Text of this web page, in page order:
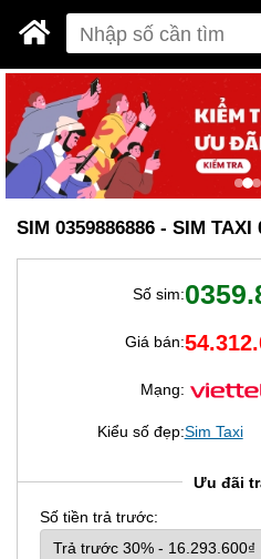
SIM 0359886886 - SIM TAXI
Số sim:
Giá bán:
Mạng:
Kiểu số đẹp:Sim Taxi
Ưu đãi
Số tiền trả trước: